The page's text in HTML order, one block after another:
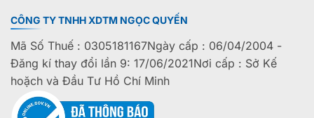
CÔNG TY TNHH XDTM NGỌC QUYẾN
Mã Số Thuế : 0305181167Ngày cấp : 06/04/2004 -
Đăng kí thay đổi lần 9: 17/06/2021Nơi cấp : Sở Kế
hoặch và Đầu Tư Hồ Chí Minh